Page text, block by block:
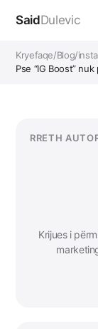
SaidDulevic
Kryefaqe/Blog/
Pse “IG Boost”
RRETH
Krijues i